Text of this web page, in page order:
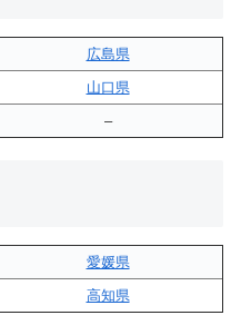
広島県
山口県
–
愛媛県
高知県